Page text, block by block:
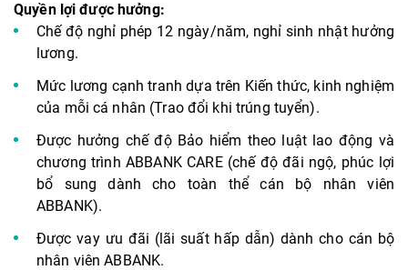
Quyền lợi được hưởng:
Chế độ nghỉ phép 12 ngày/năm, nghỉ sinh nhật hưởng
lương.
Mức lương cạnh tranh dựa trên Kiến thức, kinh nghiệm
của mỗi cá nhân (Trao đổi khi trúng tuyển).
Được hưởng chế độ Bảo hiểm theo luật lao động và
chương trình ABBANK CARE (chế độ đãi ngộ, phúc lợi
bổ sung dành cho toàn thể cán bộ nhân viên
ABBANK).
Được vay ưu đãi (lãi suất hấp dẫn) dành cho cán bộ
nhân viên ABBANK.